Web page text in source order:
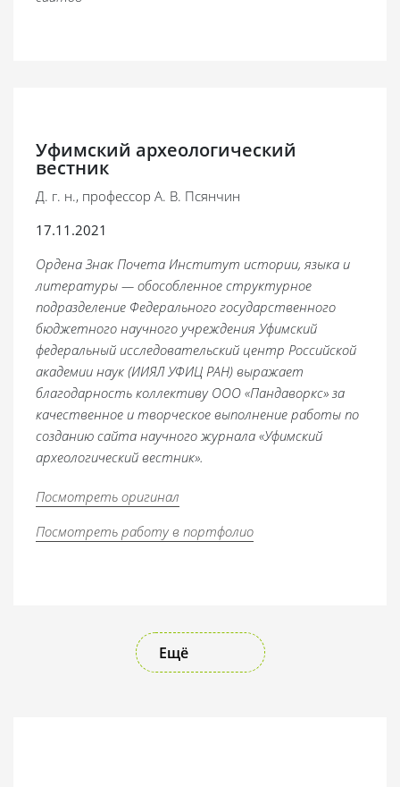
Уфимский археологический
вестник
Д. г. н., профессор А. В. Псянчин
17.11.2021
Ордена Знак Почета Институт истории, языка и
литературы — обособленное структурное
подразделение Федерального государственного
бюджетного научного учреждения Уфимский
федеральный исследовательский центр Российской
академии наук (ИИЯЛ УФИЦ РАН) выражает
благодарность коллективу ООО «Пандаворкс» за
качественное и творческое выполнение работы по
созданию сайта научного журнала «Уфимский
археологический вестник».
Посмотреть оригинал
Посмотреть работу в портфолио
Ещё